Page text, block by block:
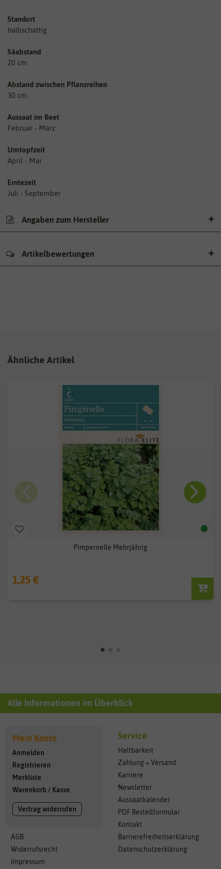
Standort
halbschattig
Säabstand
20 cm
Abstand zwischen Pflanzreihen
30 cm
Aussaat im Beet
Februar - März
Umtopfzeit
April - Mai
Erntezeit
Juli - September
Angaben zum Hersteller
Artikelbewertungen
Ähnliche Artikel
Pimpernelle Mehrjährig
1,25 €
Alle Informationen im Überblick
Mein Konto
Anmelden
Registrieren
Merkliste
Warenkorb / Kasse
Vertrag widerrufen
AGB
Widerrufsrecht
Impressum
Service
Haltbarkeit
Zahlung + Versand
Karriere
Newsletter
Aussaatkalender
PDF Bestellformular
Kontakt
Barrierefreiheitserklärung
Datenschutzerklärung